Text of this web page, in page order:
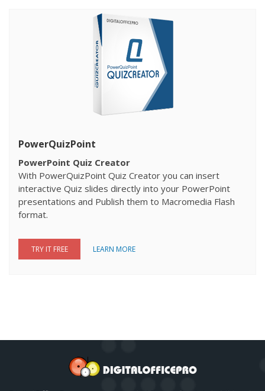
PowerQuizPoint
PowerPoint Quiz Creator
With PowerQuizPoint Quiz Creator you can insert
interactive Quiz slides directly into your PowerPoint
presentations and Publish them to Macromedia Flash
format.
TRY IT FREE LEARN MORE